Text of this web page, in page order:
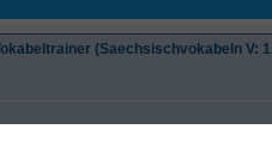
(Saechsischvokabeln V: